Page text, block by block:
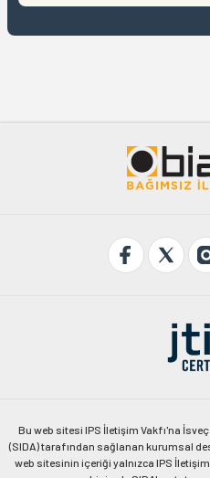
Bu web sitesi IPS İletişim Vakfı'na
(SIDA) tarafından sağlanan kurumsal
web sitesinin içeriği yalnızca IPS